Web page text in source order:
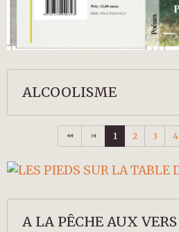
ALCOOLISME
1 2 3 4
A LA PÊCHE AUX VERS